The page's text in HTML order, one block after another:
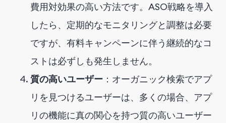
費用対効果の高い方法です。ASO戦略を導入
したら、定期的なモニタリングと調整は必要
ですが、有料キャンペーンに伴う継続的なコ
ストは必ずしも発生しません。
質の高いユーザー ：オーガニック検索でアプ
リを見つけるユーザーは、多くの場合、アプ
リの機能に真の関心を持つ質の高いユーザー